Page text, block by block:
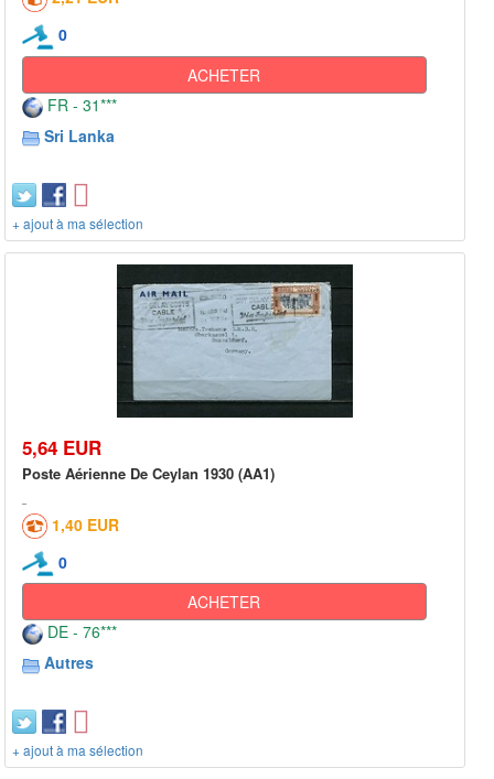
0
ACHETER
FR - 31***
Sri Lanka
+ ajout à ma sélection
5,64 EUR
Poste Aérienne De Ceylan 1930 (AA1)
1,40 EUR
0
ACHETER
DE - 76***
Autres
+ ajout à ma sélection